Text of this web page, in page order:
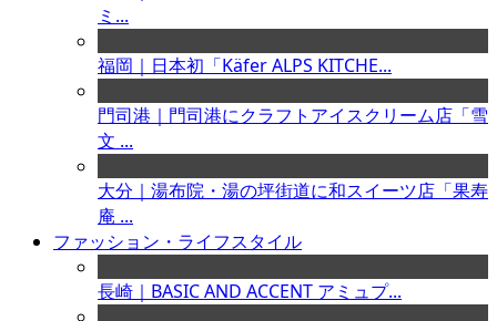
ミ...
福岡｜日本初「Käfer ALPS KITCHE...
門司港｜門司港にクラフトアイスクリーム店「雪
文 ...
大分｜湯布院・湯の坪街道に和スイーツ店「果寿
庵 ...
ファッション・ライフスタイル
長崎｜BASIC AND ACCENT アミュプ...